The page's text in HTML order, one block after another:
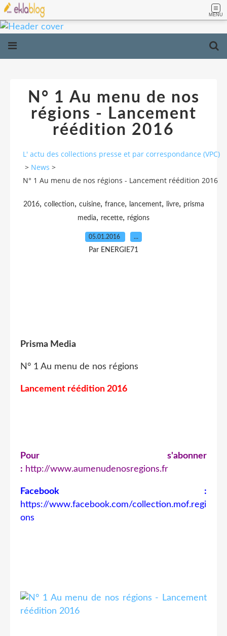
MENU
N° 1 Au menu de nos
régions - Lancement
réédition 2016
L' actu des collections presse et par correspondance (VPC)
> News >
N° 1 Au menu de nos régions - Lancement réédition 2016
2016, collection, cuisine, france, lancement, livre, prisma
media, recette, régions
05.01.2016 …
Par ENERGIE71
Prisma Media
N° 1 Au menu de nos régions
Lancement réédition 2016
Pour s'abonner
: http://www.aumenudenosregions.fr
Facebook :
https://www.facebook.com/collection.mof.regi
ons